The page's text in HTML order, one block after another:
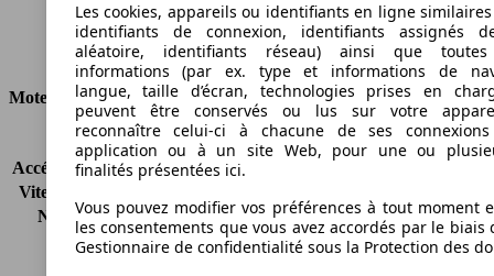
Ø 5.1 l/100km
Consommation
Moteur et Puissance
KW (CH)
114 kW (155 PS)
Accélération (0-100 km/h) 8.3s
Vitesse maximale (km/h)
Nombre de vitesses
1
Couple
210 nm
Les cookies, appareils ou identifiants en ligne
identifiants de connexion, identifiants assignés
aléatoire, identifiants réseau) ainsi que
informations (par ex. type et informations de
langue, taille d’écran, technologies prises en
peuvent être conservés ou lus sur votre
reconnaître celui-ci à chacune de ses
application ou à un site Web, pour une ou
finalités présentées ici.
Vous pouvez modifier vos préférences à tout moment
les consentements que vous avez accordés par le biais
Gestionnaire de confidentialité sous la Protection des